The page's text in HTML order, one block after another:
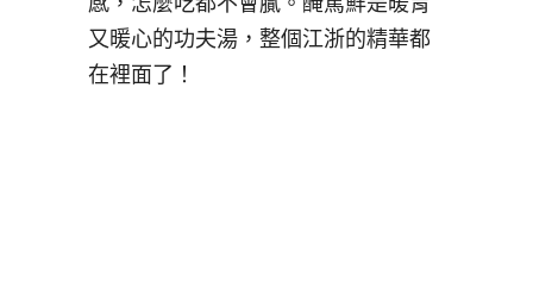
又暖心的功夫湯，整個江浙的精華都
在裡面了！